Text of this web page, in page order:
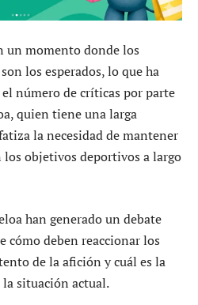
un momento donde los
los esperados, lo que ha
número de críticas por parte
quien tiene una larga
la necesidad de mantener
objetivos deportivos a largo
han generado un debate
cómo deben reaccionar los
de la afición y cuál es la
situación actual.